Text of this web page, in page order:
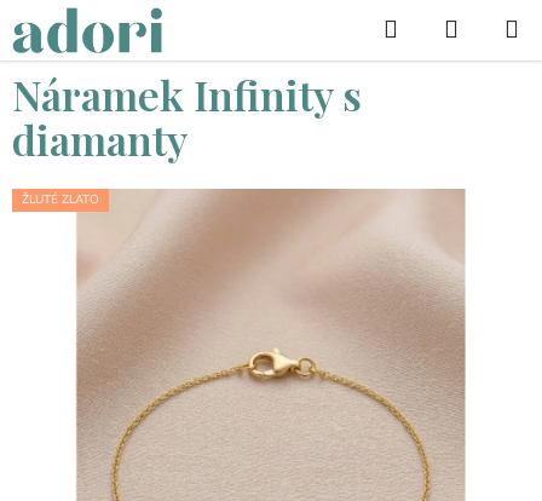
na
obsah
Hledat
Náramek Infinity s
diamanty
ŽLUTÉ ZLATO